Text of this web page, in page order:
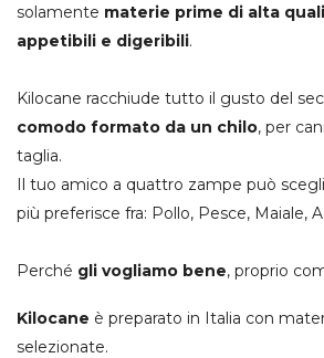
solamente materie prime di alta
appetibili e digeribili.
Kilocane racchiude tutto il gusto del
comodo formato da un chilo, per
taglia.
Il tuo amico a quattro zampe può
più preferisce fra: Pollo, Pesce, Maiale,
Perché gli vogliamo bene, proprio
Kilocane è preparato in Italia con
selezionate.